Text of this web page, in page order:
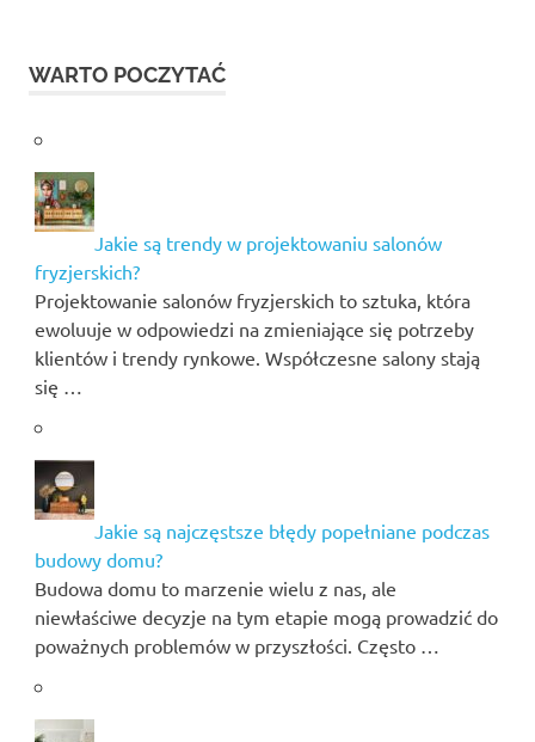
WARTO POCZYTAĆ
Jakie są trendy w projektowaniu salonów
fryzjerskich?
Projektowanie salonów fryzjerskich to sztuka, która
ewoluuje w odpowiedzi na zmieniające się potrzeby
klientów i trendy rynkowe. Współczesne salony stają
się …
Jakie są najczęstsze błędy popełniane podczas
budowy domu?
Budowa domu to marzenie wielu z nas, ale
niewłaściwe decyzje na tym etapie mogą prowadzić do
poważnych problemów w przyszłości. Często …